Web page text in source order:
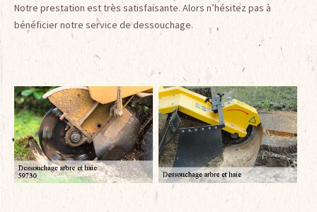
Notre prestation est très satisfaisante. Alors n’hésitez pas à
bénéficier notre service de dessouchage.